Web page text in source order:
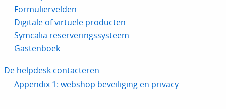
Formuliervelden
Digitale of virtuele producten
Symcalia reserveringssysteem
Gastenboek
De helpdesk contacteren
Appendix 1: webshop beveiliging en privacy